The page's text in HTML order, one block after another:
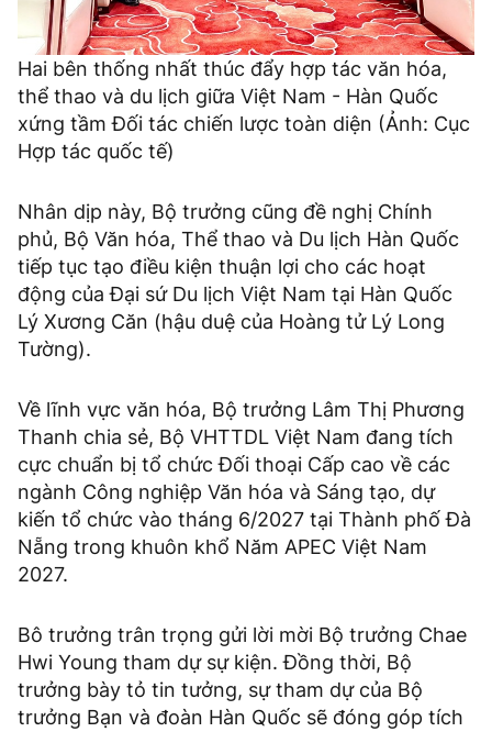
Hai bên thống nhất thúc đẩy hợp tác văn hóa,
thể thao và du lịch giữa Việt Nam - Hàn Quốc
xứng tầm Đối tác chiến lược toàn diện (Ảnh: Cục
Hợp tác quốc tế)
Nhân dịp này, Bộ trưởng cũng đề nghị Chính
phủ, Bộ Văn hóa, Thể thao và Du lịch Hàn Quốc
tiếp tục tạo điều kiện thuận lợi cho các hoạt
động của Đại sứ Du lịch Việt Nam tại Hàn Quốc
Lý Xương Căn (hậu duệ của Hoàng tử Lý Long
Tường).
Về lĩnh vực văn hóa, Bộ trưởng Lâm Thị Phương
Thanh chia sẻ, Bộ VHTTDL Việt Nam đang tích
cực chuẩn bị tổ chức Đối thoại Cấp cao về các
ngành Công nghiệp Văn hóa và Sáng tạo, dự
kiến tổ chức vào tháng 6/2027 tại Thành phố Đà
Nẵng trong khuôn khổ Năm APEC Việt Nam
2027.
Bô trưởng trân trọng gửi lời mời Bộ trưởng Chae
Hwi Young tham dự sự kiện. Đồng thời, Bộ
trưởng bày tỏ tin tưởng, sự tham dự của Bộ
trưởng Bạn và đoàn Hàn Quốc sẽ đóng góp tích